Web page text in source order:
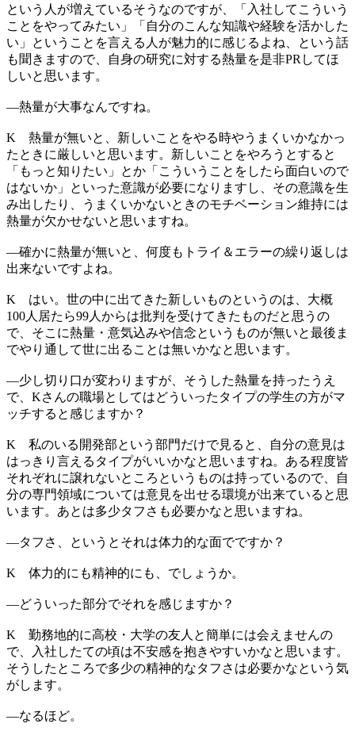
という人が増えているそうなのですが、「入社してこういう
ことをやってみたい」「自分のこんな知識や経験を活かした
い」ということを言える人が魅力的に感じるよね、という話
も聞きますので、自身の研究に対する熱量を是非PRしてほ
しいと思います。
―熱量が大事なんですね。
K 熱量が無いと、新しいことをやる時やうまくいかなかっ
たときに厳しいと思います。新しいことをやろうとすると
「もっと知りたい」とか「こういうことをしたら面白いので
はないか」といった意識が必要になりますし、その意識を生
み出したり、うまくいかないときのモチベーション維持には
熱量が欠かせないと思いますね。
―確かに熱量が無いと、何度もトライ＆エラーの繰り返しは
出来ないですよね。
K はい。世の中に出てきた新しいものというのは、大概
100人居たら99人からは批判を受けてきたものだと思うの
で、そこに熱量・意気込みや信念というものが無いと最後ま
でやり通して世に出ることは無いかなと思います。
―少し切り口が変わりますが、そうした熱量を持ったうえ
で、Kさんの職場としてはどういったタイプの学生の方がマ
ッチすると感じますか？
K 私のいる開発部という部門だけで見ると、自分の意見は
はっきり言えるタイプがいいかなと思いますね。ある程度皆
それぞれに譲れないところというものは持っているので、自
分の専門領域については意見を出せる環境が出来ていると思
います。あとは多少タフさも必要かなと思いますね。
―タフさ、というとそれは体力的な面でですか？
K 体力的にも精神的にも、でしょうか。
―どういった部分でそれを感じますか？
K 勤務地的に高校・大学の友人と簡単には会えませんの
で、入社したての頃は不安感を抱きやすいかなと思います。
そうしたところで多少の精神的なタフさは必要かなという気
がします。
―なるほど。